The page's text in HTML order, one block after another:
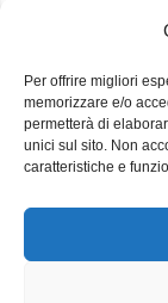
Per offrire migliori
memorizzare e/o
permetterà di
unici sul sito. Non
caratteristiche e
The information
while we
make no
about the
with respect to
related